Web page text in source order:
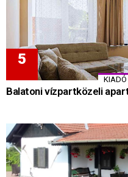
Balatoni vízpartközeli